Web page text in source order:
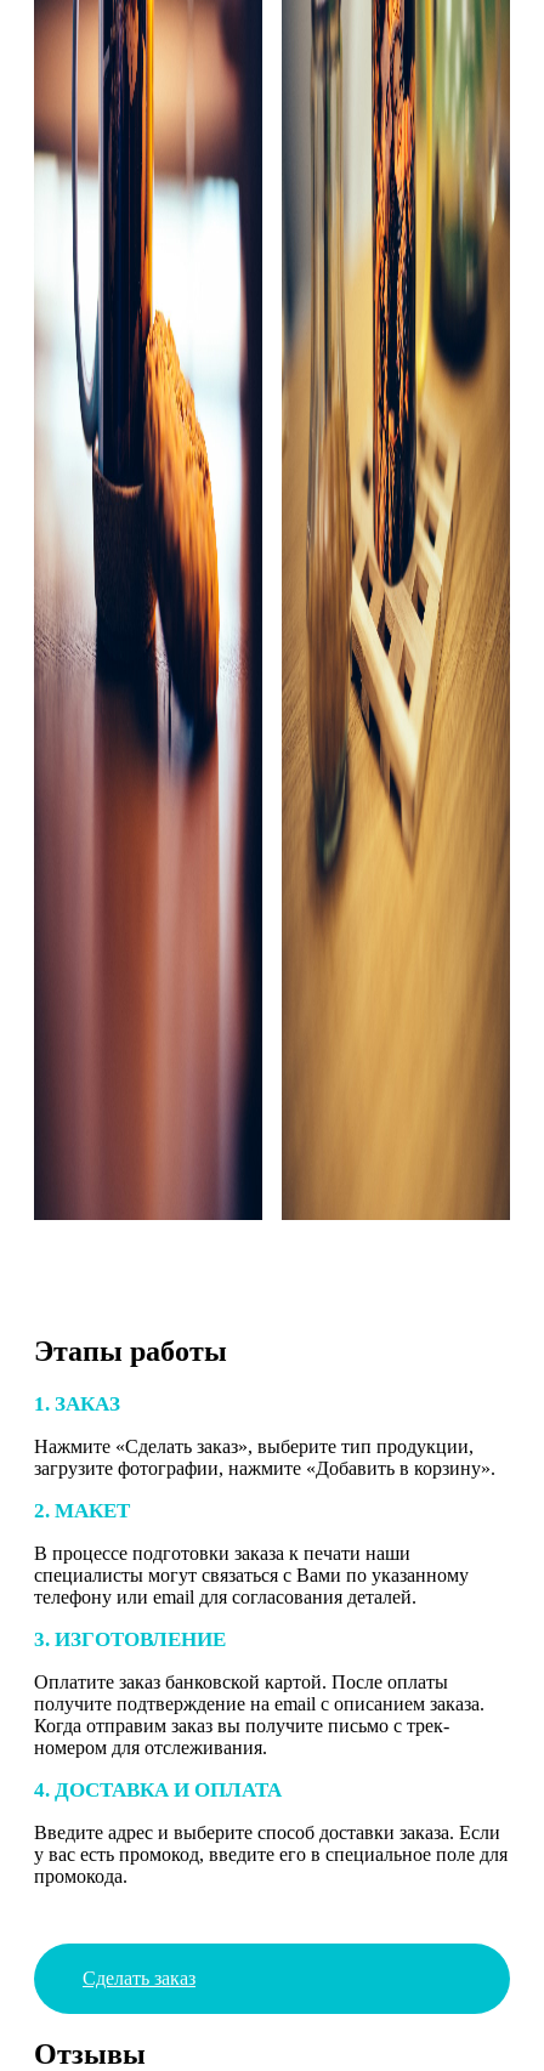
Этапы работы
1. ЗАКАЗ
Нажмите «Сделать заказ», выберите тип продукции,
загрузите фотографии, нажмите «Добавить в корзину».
2. МАКЕТ
В процессе подготовки заказа к печати наши
специалисты могут связаться с Вами по указанному
телефону или email для согласования деталей.
3. ИЗГОТОВЛЕНИЕ
Оплатите заказ банковской картой. После оплаты
получите подтверждение на email с описанием заказа.
Когда отправим заказ вы получите письмо с трек-
номером для отслеживания.
4. ДОСТАВКА И ОПЛАТА
Введите адрес и выберите способ доставки заказа. Если
у вас есть промокод, введите его в специальное поле для
промокода.
Сделать заказ
Отзывы